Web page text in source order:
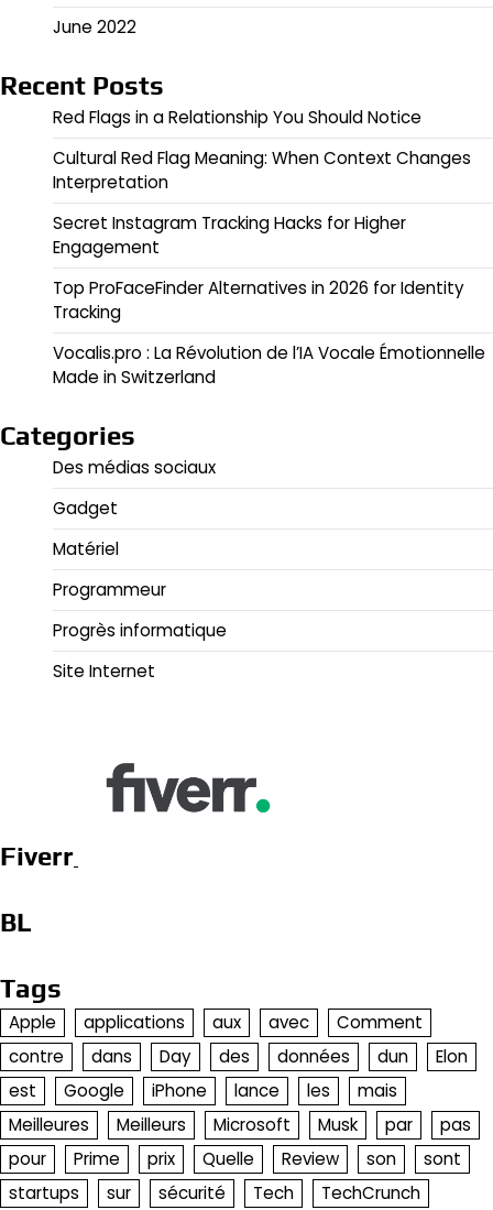
June 2022
Recent Posts
Red Flags in a Relationship You Should Notice
Cultural Red Flag Meaning: When Context Changes
Interpretation
Secret Instagram Tracking Hacks for Higher
Engagement
Top ProFaceFinder Alternatives in 2026 for Identity
Tracking
Vocalis.pro : La Révolution de l’IA Vocale Émotionnelle
Made in Switzerland
Categories
Des médias sociaux
Gadget
Matériel
Programmeur
Progrès informatique
Site Internet
Fiverr
BL
Tags
Apple applications aux avec
Comment
contre
dans Day des données dun
Elon
est
Google iPhone lance les
mais
Meilleures
Meilleurs Microsoft Musk par
pas
pour
Prime prix Quelle Review son
sont
startups
sur sécurité Tech TechCrunch